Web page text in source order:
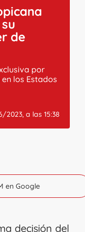
de
por
los Estados
2023, a las 15:38
en Google
decisión del